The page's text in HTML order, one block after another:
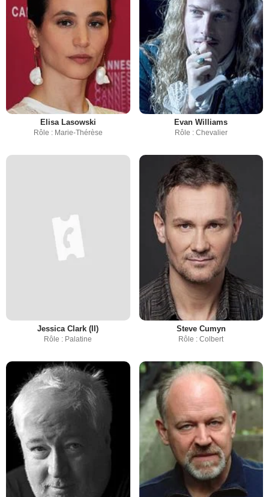
Elisa Lasowski
Rôle : Marie-Thérèse
Evan Williams
Rôle : Chevalier
Jessica Clark (II)
Rôle : Palatine
Steve Cumyn
Rôle : Colbert